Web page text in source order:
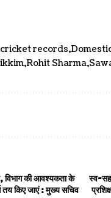
cricket records
Rohit Sharma
विभाग की आवश्यकता के
तय किए जाएं : मुख्य सचिव
स्व-